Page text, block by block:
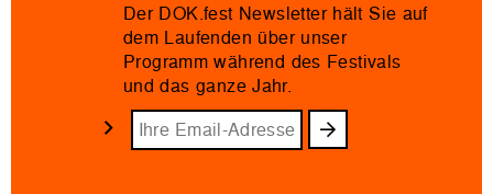
Der DOK.fest Newsletter hält Sie auf
dem Laufenden über unser
Programm während des Festivals
und das ganze Jahr.